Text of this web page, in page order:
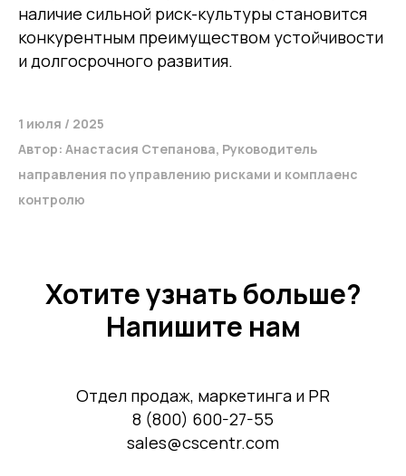
наличие сильной риск-культуры становится
конкурентным преимуществом устойчивости
и долгосрочного развития.
1 июля / 2025
Автор: Анастасия Степанова, Руководитель
направления по управлению рисками и комплаенс
контролю
Хотите узнать больше?
Напишите нам
Отдел продаж, маркетинга и PR
8 (800) 600-27-55
sales@cscentr.com
Среднему бизнесу
Крупному бизнесу